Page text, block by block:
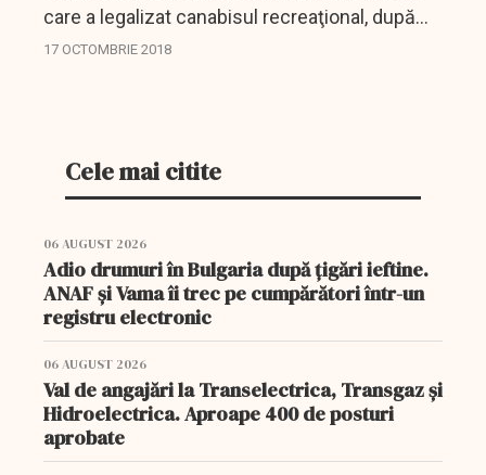
care a legalizat canabisul recreaţional, după
aproape un secol de prohibiţie, o reformă
17 OCTOMBRIE 2018
Cele mai citite
06 AUGUST 2026
Adio drumuri în Bulgaria după țigări ieftine.
ANAF și Vama îi trec pe cumpărători într-un
registru electronic
06 AUGUST 2026
Val de angajări la Transelectrica, Transgaz și
Hidroelectrica. Aproape 400 de posturi
aprobate